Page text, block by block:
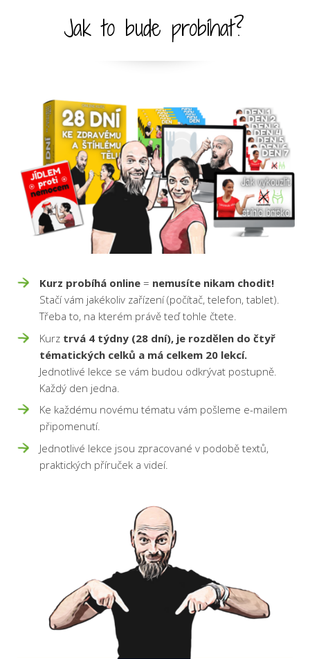
Jak to bude probíhat?
Kurz probíhá online = nemusíte nikam chodit!
Stačí vám jakékoliv zařízení (počítač, telefon, tablet).
Třeba to, na kterém právě teď tohle čtete.
Kurz trvá 4 týdny (28 dní), je rozdělen do čtyř
tématických celků a má celkem 20 lekcí.
Jednotlivé lekce se vám budou odkrývat postupně.
Každý den jedna.
Ke každému novému tématu vám pošleme e-mailem
připomenutí.
Jednotlivé lekce jsou zpracované v podobě textů,
praktických příruček a videí.